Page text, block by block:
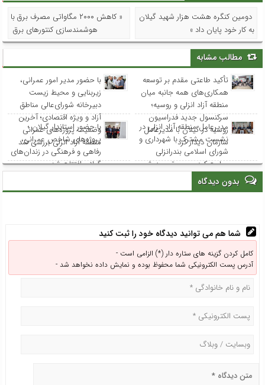
دومین کنگره هشت هزار شهید گیلان
به کار خود پایان داد »
« کاهش ۲۰۰۰ مگاواتی مصرف برق با
هوشمندسازی کنتورهای برق
مطالب مشابه
تأکید طاعتی مقدم بر توسعه
همکاری‌های همه جانبه میان
منطقه آزاد انزلی و روسیه؛
سرکنسول جدید فدراسیون
روسیه در گیلان با مدیرعامل
سازمان دیدار کرد
با حضور مدیر امور عمرانی،
زیربنایی و محیط زیست
دبیرخانه شورای‌عالی مناطق
آزاد و ویژه اقتصادی؛ آخرین
وضعیت پروژه‌های عمرانی
منطقه آزاد انزلی بررسی شد
مدیرعامل منطقه آزاد انزلی در
نشست مشترک با شهرداری و
شورای اسلامی بندرانزلی
مطرح کرد: مسیر توسعه شهر
انزلی از هم‌افزایی و مشارکت
همه نهادها می‌گذرد
با حضور استاندار گیلان ؛
پروژه‌های شاخص عمرانی،
رفاهی و فرهنگی در زندان‌های
گیلان افتتاح شد
بدون دیدگاه
شما هم می توانید دیدگاه خود را ثبت کنید
کامل کردن گزینه های ستاره دار (*) الزامی است -
آدرس پست الکترونیکی شما محفوظ بوده و نمایش داده نخواهد شد -